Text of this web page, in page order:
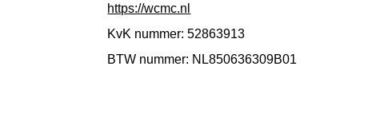
https://wcmc.nl
KvK nummer: 52863913
BTW nummer: NL850636309B01